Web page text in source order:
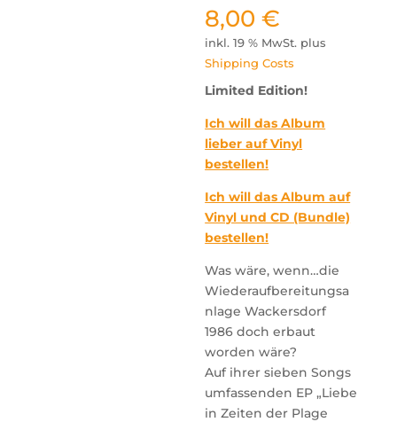
8,00€
inkl. 19 % MwSt. plus
Shipping Costs
Limited Edition!
Ich will das Album
lieber auf Vinyl
bestellen!
Ich will das Album auf
Vinyl und CD (Bundle)
bestellen!
Was wäre, wenn…die
Wiederaufbereitungsa
nlage Wackersdorf
1986 doch erbaut
worden wäre?
Auf ihrer sieben Songs
umfassenden EP „Liebe
in Zeiten der Plage